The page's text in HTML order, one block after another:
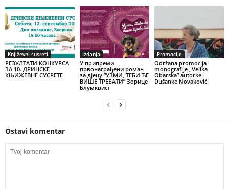
Književni susreti
РЕЗУЛТАТИ КОНКУРСА
ЗА 10. ДРИНСКЕ
КЊИЖЕВНЕ СУСРЕТЕ
Izdanja
У припреми
првонаграђени роман
за дјецу ”УЗМИ, ТЕБИ ЋЕ
ВИШЕ ТРЕБАТИ” Зорице
Блумквист
Promocije
Održana promocija
monografije „Velika
Obarska” autorke
Dušanke Novaković
Ostavi komentar